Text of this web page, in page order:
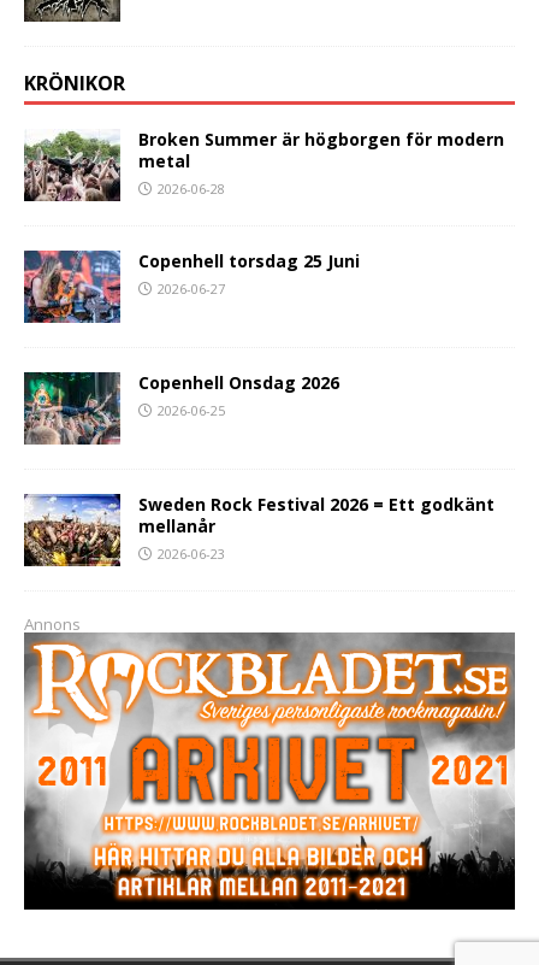
KRÖNIKOR
Broken Summer är högborgen för modern
metal
2026-06-28
Copenhell torsdag 25 Juni
2026-06-27
Copenhell Onsdag 2026
2026-06-25
Sweden Rock Festival 2026 = Ett godkänt
mellanår
2026-06-23
Annons